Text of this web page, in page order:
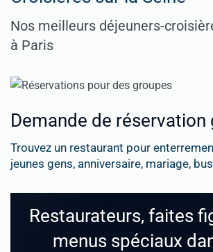
Nos meilleurs déjeuners-
à Paris
Demande de réservation
Trouvez un restaurant pour
jeunes gens, anniversaire, mariage,
Restaurateurs, faites
menus spéciaux